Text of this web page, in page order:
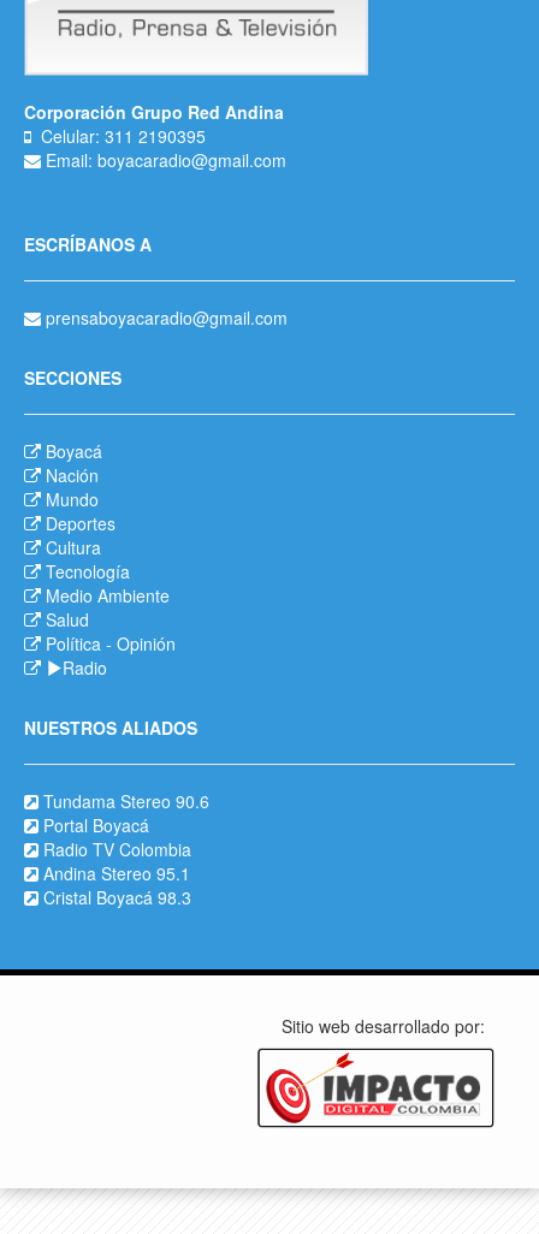
Corporación Grupo Red Andina
Celular: 311 2190395
Email: boyacaradio@gmail.com
ESCRÍBANOS A
prensaboyacaradio@gmail.com
SECCIONES
Boyacá
Nación
Mundo
Deportes
Cultura
Tecnología
Medio Ambiente
Salud
Política - Opinión
Radio
NUESTROS ALIADOS
Tundama Stereo 90.6
Portal Boyacá
Radio TV Colombia
Andina Stereo 95.1
Cristal Boyacá 98.3
Sitio web desarrollado por: